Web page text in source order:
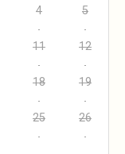
4 5
11 12
18 19
25 26